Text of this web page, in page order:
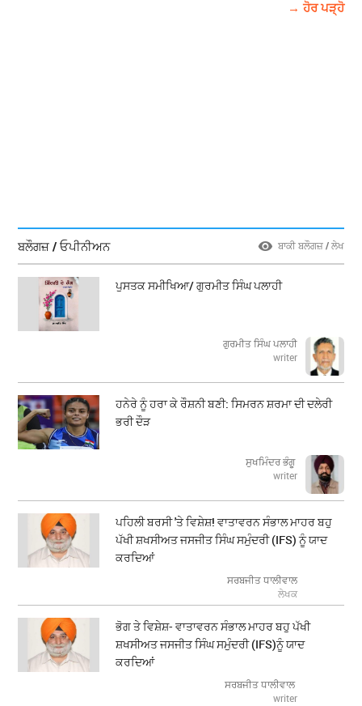
→ ਹੋਰ ਪੜ੍ਹੋ
ਬਲੌਗਜ਼ / ਓਪੀਨੀਅਨ ਬਾਕੀ ਬਲੌਗਜ਼ / ਲੇਖ
ਪੁਸਤਕ ਸਮੀਖਿਆ/ ਗੁਰਮੀਤ ਸਿੰਘ ਪਲਾਹੀ
ਗੁਰਮੀਤ ਸਿੰਘ ਪਲਾਹੀ
writer
ਹਨੇਰੇ ਨੂੰ ਹਰਾ ਕੇ ਰੌਸ਼ਨੀ ਬਣੀ: ਸਿਮਰਨ ਸ਼ਰਮਾ ਦੀ ਦਲੇਰੀ
ਭਰੀ ਦੌੜ
ਸੁਖਮਿੰਦਰ ਭੰਗੂ
writer
ਪਹਿਲੀ ਬਰਸੀ 'ਤੇ ਵਿਸ਼ੇਸ਼! ਵਾਤਾਵਰਨ ਸੰਭਾਲ ਮਾਹਰ ਬਹੁ
ਪੱਖੀ ਸ਼ਖਸੀਅਤ ਜਸਜੀਤ ਸਿੰਘ ਸਮੁੰਦਰੀ (IFS) ਨੂੰ ਯਾਦ
ਕਰਦਿਆਂ
ਸਰਬਜੀਤ ਧਾਲੀਵਾਲ
ਲੇਖਕ
ਭੋਗ ਤੇ ਵਿਸ਼ੇਸ਼- ਵਾਤਾਵਰਨ ਸੰਭਾਲ ਮਾਹਰ ਬਹੁ ਪੱਖੀ
ਸ਼ਖਸੀਅਤ ਜਸਜੀਤ ਸਿੰਘ ਸਮੁੰਦਰੀ (IFS)ਨੂੰ ਯਾਦ
ਕਰਦਿਆਂ
ਸਰਬਜੀਤ ਧਾਲੀਵਾਲ
writer